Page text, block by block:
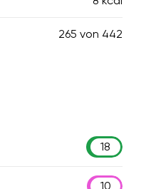
265 von 442
18
10